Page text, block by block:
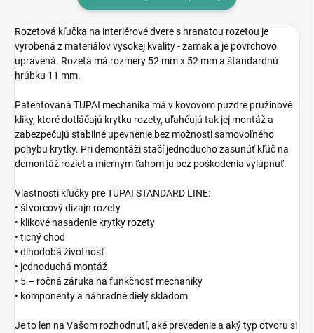
Rozetová kľučka na interiérové dvere s hranatou rozetou je
vyrobená z materiálov vysokej kvality - zamak a je povrchovo
upravená. Rozeta má rozmery 52 mm x 52 mm a štandardnú
hrúbku 11 mm.
Patentovaná TUPAI mechanika má v kovovom puzdre pružinové
kliky, ktoré dotláčajú krytku rozety, uľahčujú tak jej montáž a
zabezpečujú stabilné upevnenie bez možnosti samovoľného
pohybu krytky. Pri demontáži stačí jednoducho zasunúť kľúč na
demontáž roziet a miernym ťahom ju bez poškodenia vylúpnuť.
Vlastnosti kľučky pre TUPAI STANDARD LINE:
• štvorcový dizajn rozety
• klikové nasadenie krytky rozety
• tichý chod
• dlhodobá životnosť
• jednoduchá montáž
• 5 – ročná záruka na funkčnosť mechaniky
• komponenty a náhradné diely skladom
Je to len na Vašom rozhodnutí, aké prevedenie a aký typ otvoru si